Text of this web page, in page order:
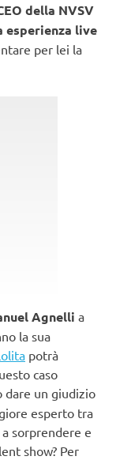
della NVSV
esperienza live
per lei la
Agnelli a
la sua
potrà
caso
dare un giudizio
esperto tra
sorprendere e
show? Per